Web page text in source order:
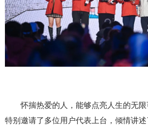
怀揣热爱的人，能够点亮人生的无限
特别邀请了多位用户代表上台，倾情讲述